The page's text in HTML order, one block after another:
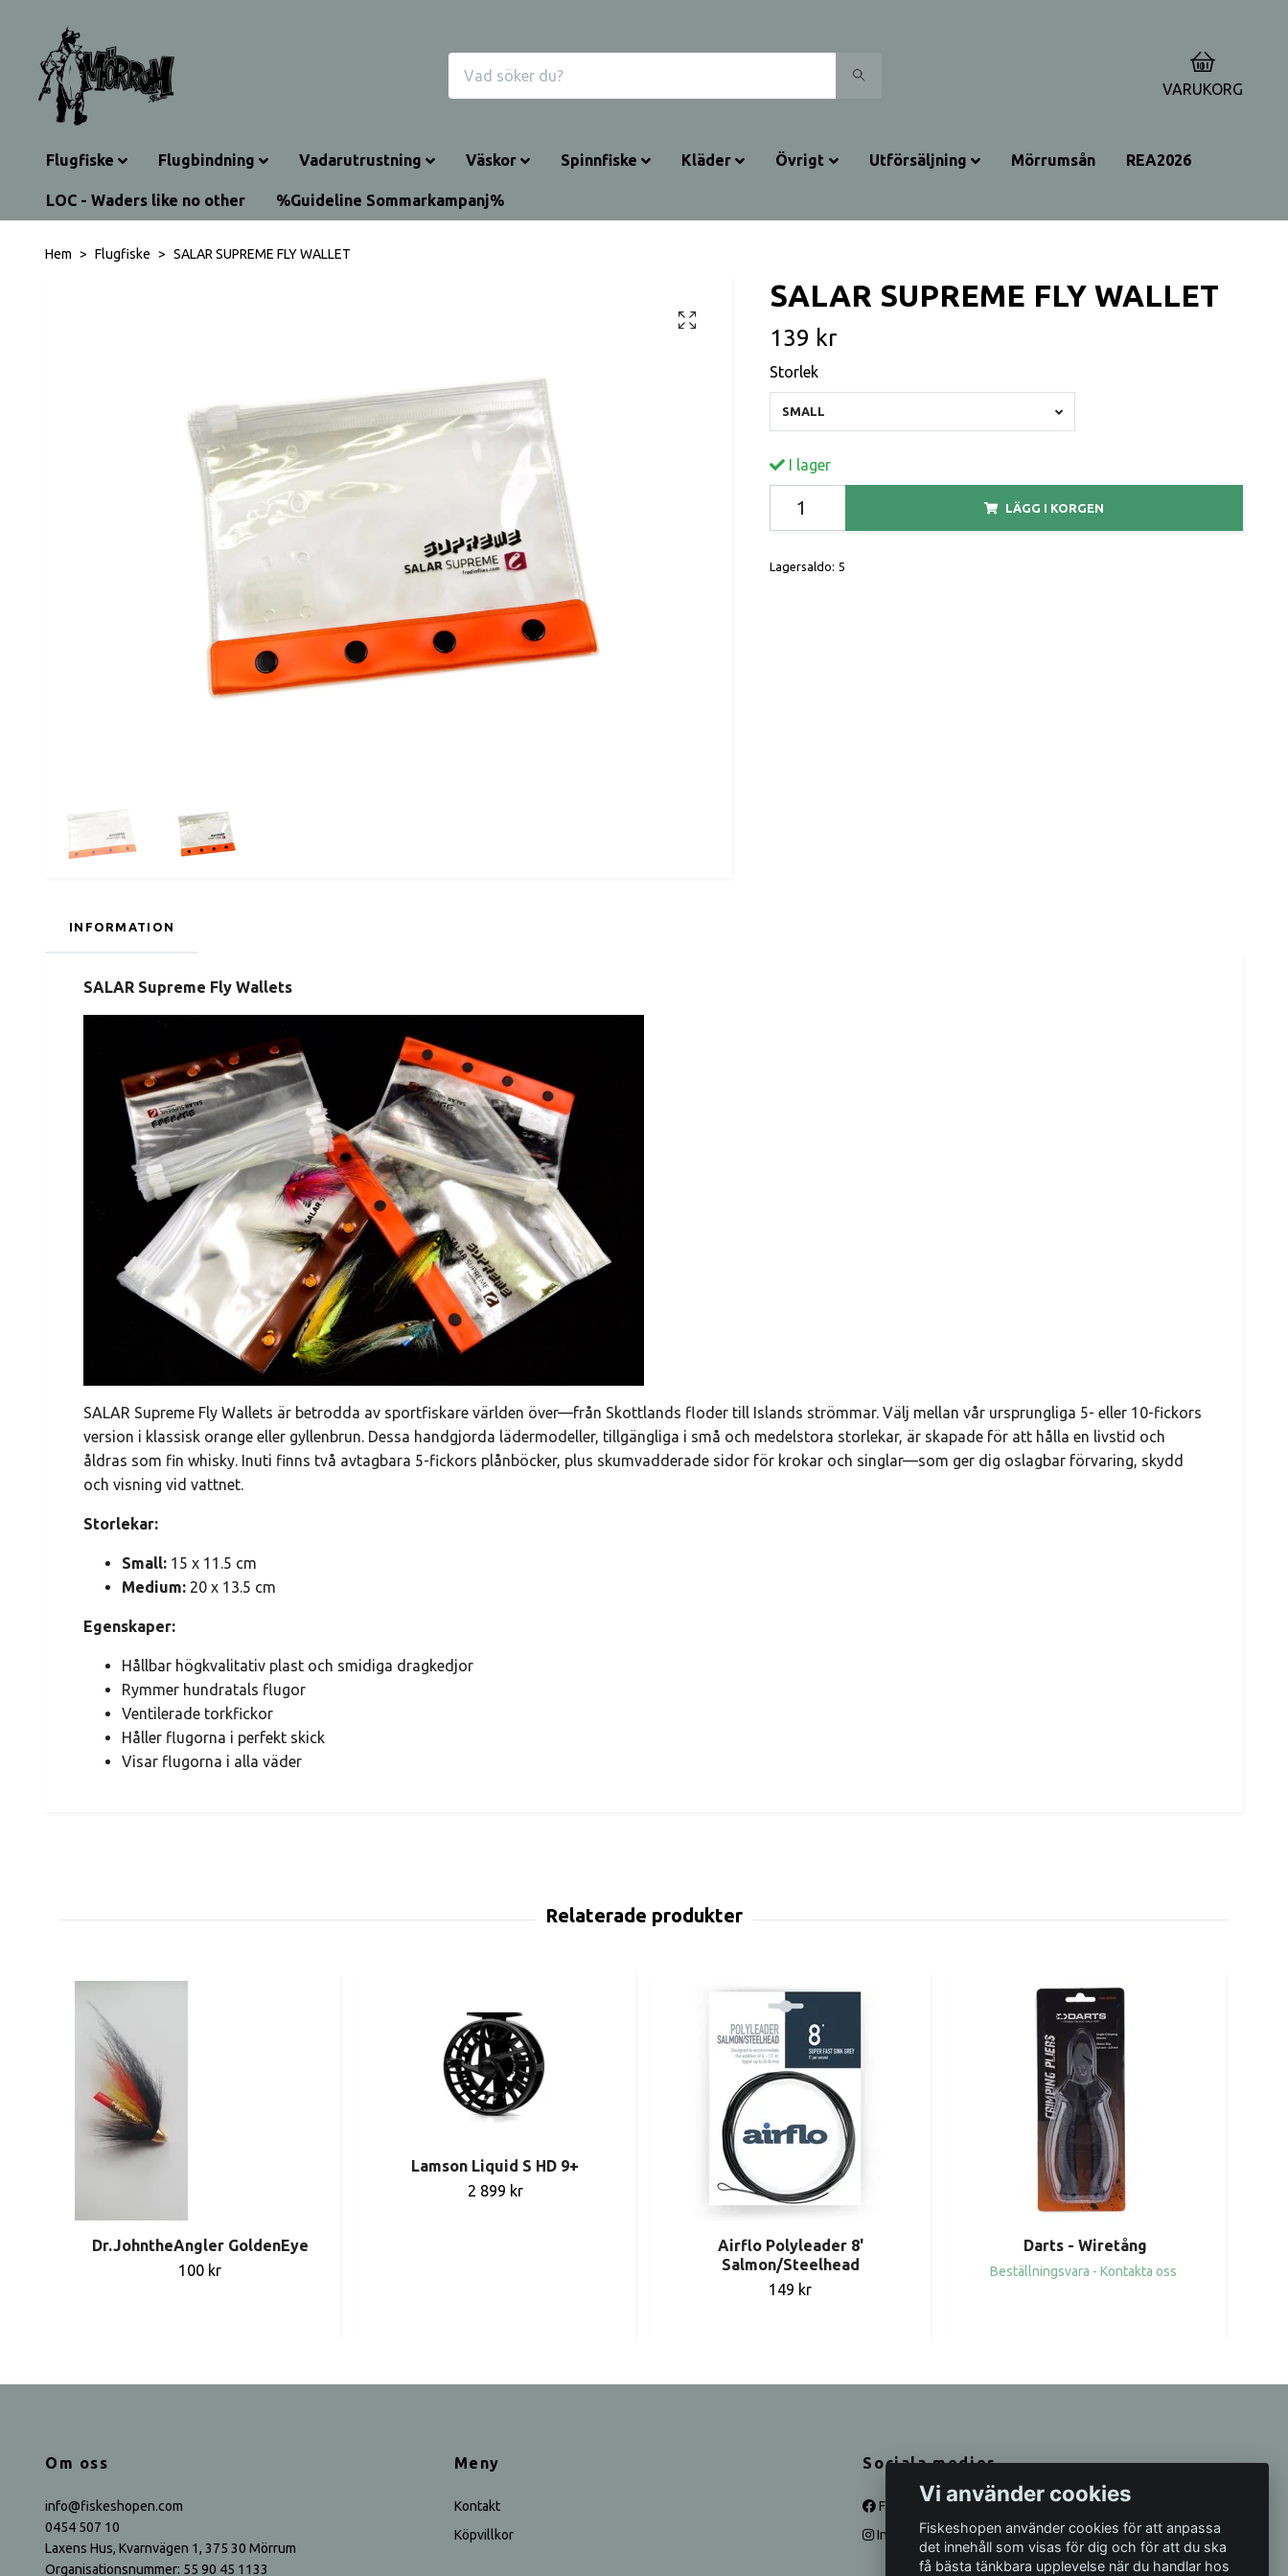
0
VARUKORG
Flugfiske Flugbindning Vadarutrustning Väskor Spinnfiske Kläder Övrigt Utförsäljning Mörrumsån REA2026
LOC - Waders like no other %Guideline Sommarkampanj%
Hem Flugfiske SALAR SUPREME FLY WALLET
SALAR SUPREME FLY WALLET
139 kr
Storlek
SMALL
I lager
LÄGG I KORGEN
Lagersaldo: 5
INFORMATION
SALAR Supreme Fly Wallets
SALAR Supreme Fly Wallets är betrodda av sportfiskare världen över—från Skottlands floder till Islands strömmar. Välj mellan vår ursprungliga 5- eller 10-fickors
version i klassisk orange eller gyllenbrun. Dessa handgjorda lädermodeller, tillgängliga i små och medelstora storlekar, är skapade för att hålla en livstid och
åldras som fin whisky. Inuti finns två avtagbara 5-fickors plånböcker, plus skumvadderade sidor för krokar och singlar—som ger dig oslagbar förvaring, skydd
och visning vid vattnet.
Storlekar:
Small: 15 x 11.5 cm
Medium: 20 x 13.5 cm
Egenskaper:
Hållbar högkvalitativ plast och smidiga dragkedjor
Rymmer hundratals flugor
Ventilerade torkfickor
Håller flugorna i perfekt skick
Visar flugorna i alla väder
Dr.JohntheAngler GoldenEye
100 kr
Lamson Liquid S HD 9+
2 899 kr
Airflo Polyleader 8'
Salmon/Steelhead
149 kr
Darts - Wiretång
Beställningsvara - Kontakta oss
Om oss
info@fiskeshopen.com
0454 507 10
Laxens Hus, Kvarnvägen 1, 375 30 Mörrum
Organisationsnummer: 55 90 45 1133
Meny
Kontakt
Köpvillkor
Sociala medier
Facebook
Instagram
Vi använder cookies
Fiskeshopen använder cookies för att anpassa
det innehåll som visas för dig och för att du ska
få bästa tänkbara upplevelse när du handlar hos